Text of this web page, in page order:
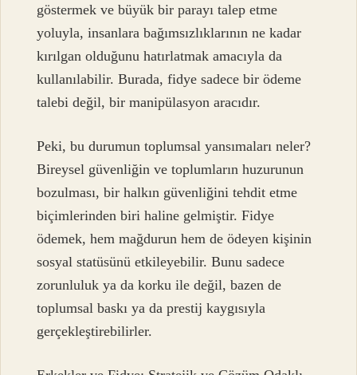
göstermek ve büyük bir parayı talep etme
yoluyla, insanlara bağımsızlıklarının ne kadar
kırılgan olduğunu hatırlatmak amacıyla da
kullanılabilir. Burada, fidye sadece bir ödeme
talebi değil, bir manipülasyon aracıdır.
Peki, bu durumun toplumsal yansımaları neler?
Bireysel güvenliğin ve toplumların huzurunun
bozulması, bir halkın güvenliğini tehdit etme
biçimlerinden biri haline gelmiştir. Fidye
ödemek, hem mağdurun hem de ödeyen kişinin
sosyal statüsünü etkileyebilir. Bunu sadece
zorunluluk ya da korku ile değil, bazen de
toplumsal baskı ya da prestij kaygısıyla
gerçekleştirebilirler.